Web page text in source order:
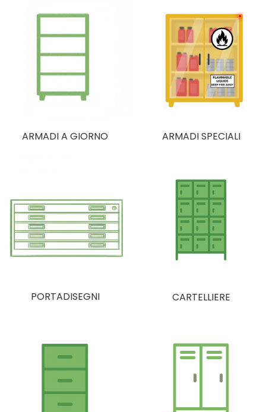
ARMADI A GIORNO ARMADI SPECIALI
PORTADISEGNI CARTELLIERE